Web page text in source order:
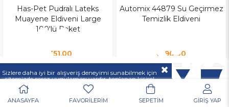
Has-Pet Pudralı Lateks
Muayene Eldiveni Large
100'lü Paket
₺351,00
Automix 44879 Su Geçirmez
Temizlik Eldiveni
₺190,00
ANASAYFA FAVORİLERİM SEPETİM GİRİŞ YAP
Sizlere daha iyi bir alışveriş deneyimi sunabilmek için
sitemizde çerez uygulaması vardır, toplanan kişisel
verileriniz
KVKK & GİZLİLİK VE GÜVENLİK
açıklamamızda belirtilen amaçlar ve yöntemlerle
mevzuatına uygun olarak kullanılacaktır.